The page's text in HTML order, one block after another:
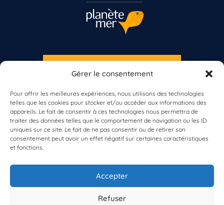
Gérer le consentement
Pour offrir les meilleures expériences, nous utilisons des technologies
telles que les cookies pour stocker et/ou accéder aux informations des
appareils. Le fait de consentir à ces technologies nous permettra de
traiter des données telles que le comportement de navigation ou les ID
uniques sur ce site. Le fait de ne pas consentir ou de retirer son
consentement peut avoir un effet négatif sur certaines caractéristiques
et fonctions.
Accepter
Refuser
À propos de BioLit
Vos données d'observation
Ressources
Résultats du programme
S'INSCRIRE À LA NEWSLETTER